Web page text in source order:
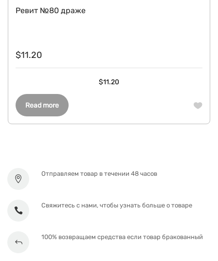
Read more
Ревит №80 драже
$11.20
$11.20
Отправляем товар в течении 48 часов
Свяжитесь с нами, чтобы узнать больше о товаре
100% возвращаем средства если товар бракованный